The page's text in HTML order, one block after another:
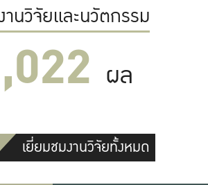
านวิจัยและนวัตกรรม
ผล
เยี่ยมชมงานวิจัยทั้งหมด